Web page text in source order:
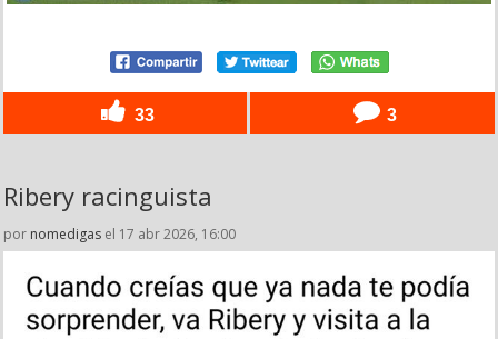
33 3
Ribery racinguista
por nomedigas el 17 abr 2026, 16:00